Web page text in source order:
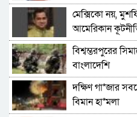
মেক্সিকো নয়,
আমেরিকান
বিশ্বম্ভরপুরের
বাংলাদেশি
দক্ষিণ গা*জার
বিমান হা*মলা